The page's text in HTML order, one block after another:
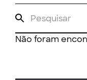
Não foram